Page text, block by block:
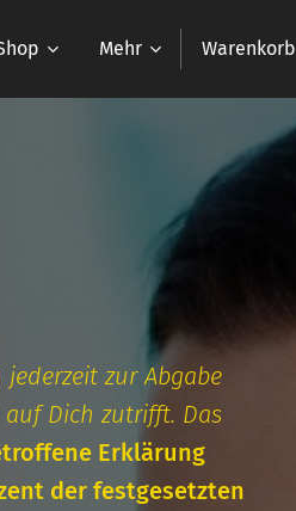
Mehr Warenkorb
zur Abgabe
Dich zutrifft. Das
Erklärung
der festgesetzten